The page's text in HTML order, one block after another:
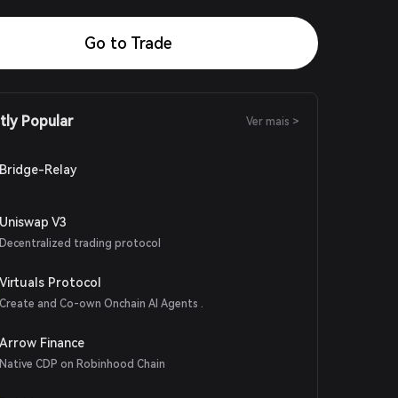
Go to Trade
Popular Ver mais >
Bridge-Relay
Uniswap V3
Decentralized trading protocol
Virtuals Protocol
Create and Co-own Onchain AI Agents .
Arrow Finance
Native CDP on Robinhood Chain